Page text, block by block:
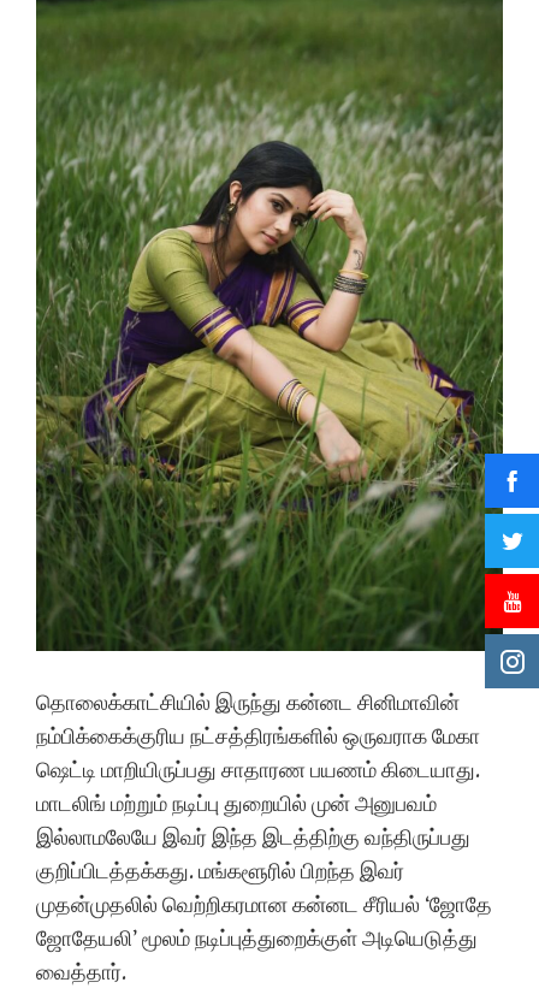
தொலைக்காட்சியில் இருந்து கன்னட சினிமாவின்
நம்பிக்கைக்குரிய நட்சத்திரங்களில் ஒருவராக மேகா
ஷெட்டி மாறியிருப்பது சாதாரண பயணம் கிடையாது.
மாடலிங் மற்றும் நடிப்பு துறையில் முன் அனுபவம்
இல்லாமலேயே இவர் இந்த இடத்திற்கு வந்திருப்பது
குறிப்பிடத்தக்கது. மங்களூரில் பிறந்த இவர்
முதன்முதலில் வெற்றிகரமான கன்னட சீரியல் ‘ஜோதே
ஜோதேயலி’ மூலம் நடிப்புத்துறைக்குள் அடியெடுத்து
வைத்தார்.